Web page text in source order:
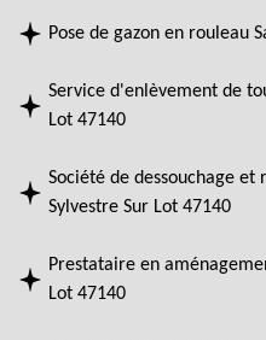
Pose de gazon en rouleau
Service d'enlèvement de
Lot 47140
Société de dessouchage et
Sylvestre Sur Lot 47140
Prestataire en
Lot 47140